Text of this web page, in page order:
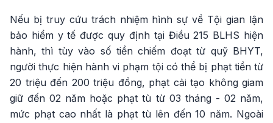
Nếu bị truy cứu trách nhiệm hình sự về Tội gian lận
bảo hiểm y tế được quy định tại Điều 215 BLHS hiện
hành, thì tùy vào số tiền chiếm đoạt từ quỹ BHYT,
người thực hiện hành vi phạm tội có thể bị phạt tiền từ
20 triệu đến 200 triệu đồng, phạt cải tạo không giam
giữ đến 02 năm hoặc phạt tù từ 03 tháng - 02 năm,
mức phạt cao nhất là phạt tù lên đến 10 năm. Ngoài